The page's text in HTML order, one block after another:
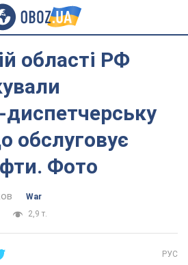
області РФ
обслуговує
Фото
War
2,9 т.
РУС